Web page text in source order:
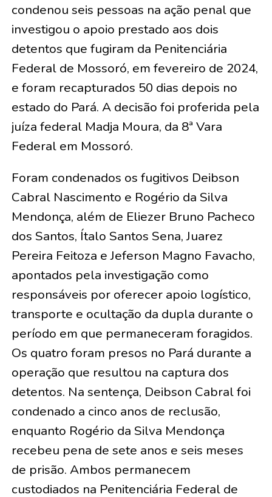
condenou seis pessoas na ação penal que
investigou o apoio prestado aos dois
detentos que fugiram da Penitenciária
Federal de Mossoró, em fevereiro de 2024,
e foram recapturados 50 dias depois no
estado do Pará. A decisão foi proferida pela
juíza federal Madja Moura, da 8ª Vara
Federal em Mossoró.
Foram condenados os fugitivos Deibson
Cabral Nascimento e Rogério da Silva
Mendonça, além de Eliezer Bruno Pacheco
dos Santos, Ítalo Santos Sena, Juarez
Pereira Feitoza e Jeferson Magno Favacho,
apontados pela investigação como
responsáveis por oferecer apoio logístico,
transporte e ocultação da dupla durante o
período em que permaneceram foragidos.
Os quatro foram presos no Pará durante a
operação que resultou na captura dos
detentos. Na sentença, Deibson Cabral foi
condenado a cinco anos de reclusão,
enquanto Rogério da Silva Mendonça
recebeu pena de sete anos e seis meses
de prisão. Ambos permanecem
custodiados na Penitenciária Federal de